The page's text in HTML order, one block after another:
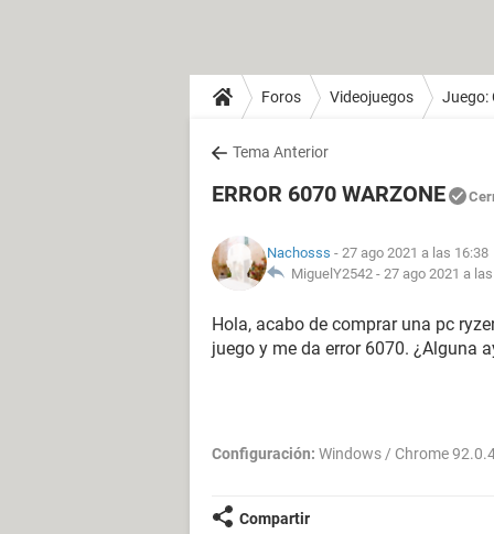
Foros Videojuegos Juego:
Tema Anterior
ERROR 6070 WARZONE
Nachosss - 27 ago 2021 a las 16:38
MiguelY2542 - 27 ago 2021 a
Hola, acabo de comprar una pc
juego y me da error 6070. ¿Alguna
Configuración: Windows / Chrome
Compartir